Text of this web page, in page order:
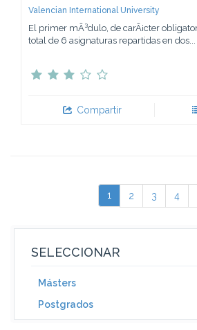
Valencian International University
El primer mÃ³dulo, de carÃ¡cter
total de 6 asignaturas repartidas en dos...
Compartir
1 2 3 4
SELECCIONAR
Másters
Postgrados